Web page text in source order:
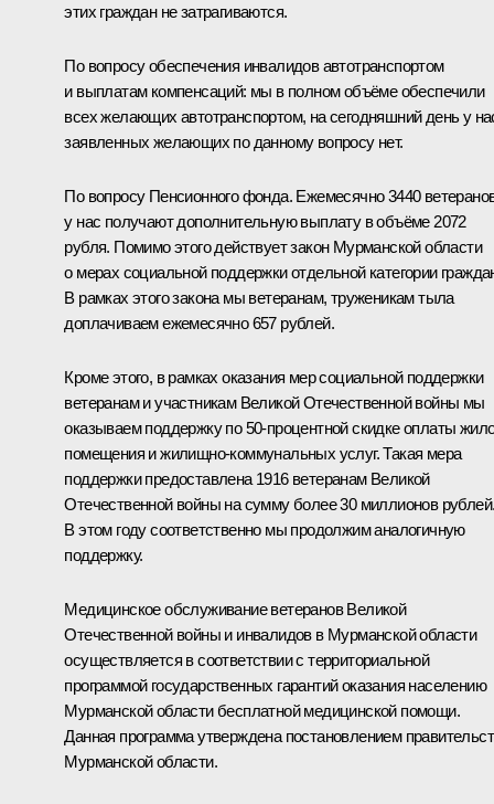
этих граждан не затрагиваются.
По вопросу обеспечения инвалидов автотранспортом
и выплатам компенсаций: мы в полном объёме обеспечили
всех желающих автотранспортом, на сегодняшний день у
заявленных желающих по данному вопросу нет.
По вопросу Пенсионного фонда. Ежемесячно 3440
у нас получают дополнительную выплату в объёме 2072
рубля. Помимо этого действует закон Мурманской области
о мерах социальной поддержки отдельной категории
В рамках этого закона мы ветеранам, труженикам тыла
доплачиваем ежемесячно 657 рублей.
Кроме этого, в рамках оказания мер социальной поддержки
ветеранам и участникам Великой Отечественной войны мы
оказываем поддержку по 50-процентной скидке оплаты
помещения и жилищно-коммунальных услуг. Такая мера
поддержки предоставлена 1916 ветеранам Великой
Отечественной войны на сумму более 30 миллионов
В этом году соответственно мы продолжим аналогичную
поддержку.
Медицинское обслуживание ветеранов Великой
Отечественной войны и инвалидов в Мурманской области
осуществляется в соответствии с территориальной
программой государственных гарантий оказания населению
Мурманской области бесплатной медицинской помощи.
Данная программа утверждена постановлением
Мурманской области.